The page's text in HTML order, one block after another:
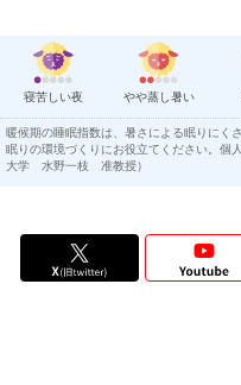
寝苦しい夜 やや蒸し暑い
暖候期の睡眠指数は、暑さによる眠りにく
眠りの環境づくりにお役立てください。個
大学 水野一枝 准教授）